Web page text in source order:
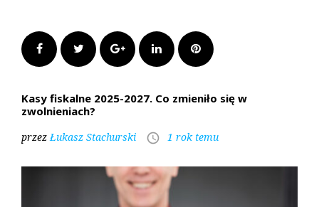
F
c i
G
e
Kasy fiskalne 2025-2027. Co zmieniło się w
zwolnieniach?
przezŁukasz Stachurski access_time 1 rok temu